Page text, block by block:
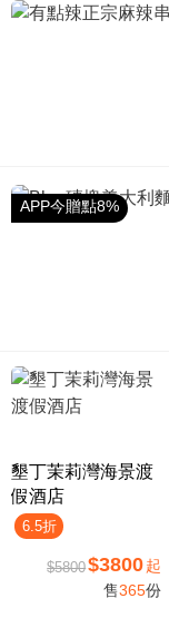
APP今贈點8%
墾丁茉莉灣海景渡
假酒店
6.5折
$5800$3800 起
售365份